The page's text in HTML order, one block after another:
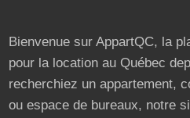
Bienvenue sur AppartQC, la
pour la location au Québec
recherchiez un appartement,
ou espace de bureaux, notre